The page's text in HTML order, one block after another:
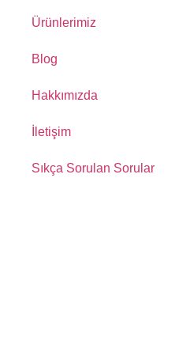
Ürünlerimiz
Blog
Hakkımızda
İletişim
Sıkça Sorulan Sorular